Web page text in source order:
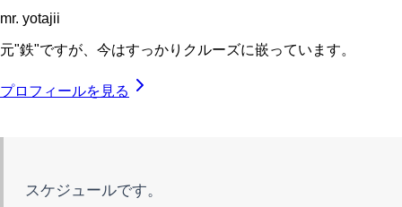
mr. yotajii
元"鉄"ですが、今はすっかりクルーズに嵌っています。
プロフィールを見る
スケジュールです。